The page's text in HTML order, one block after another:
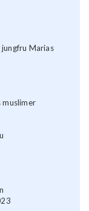
jungfru Marias
muslimer